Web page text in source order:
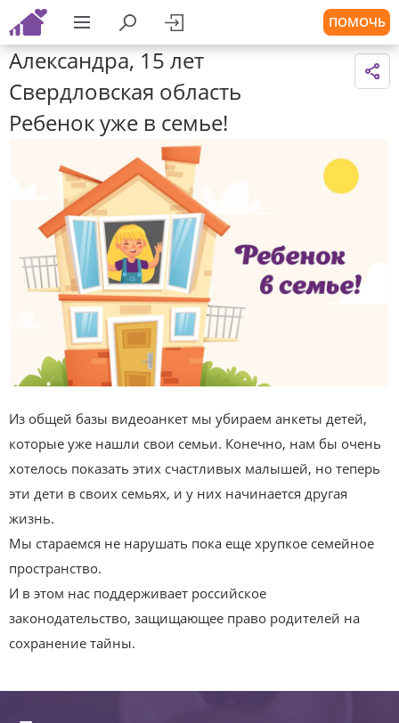
ПОМОЧЬ
Александра, 15 лет
Свердловская область
Ребенок уже в семье!
Из общей базы видеоанкет мы убираем анкеты детей,
которые уже нашли свои семьи. Конечно, нам бы очень
хотелось показать этих счастливых малышей, но теперь
эти дети в своих семьях, и у них начинается другая
жизнь.
Мы стараемся не нарушать пока еще хрупкое семейное
пространство.
И в этом нас поддерживает российское
законодательство, защищающее право родителей на
сохранение тайны.